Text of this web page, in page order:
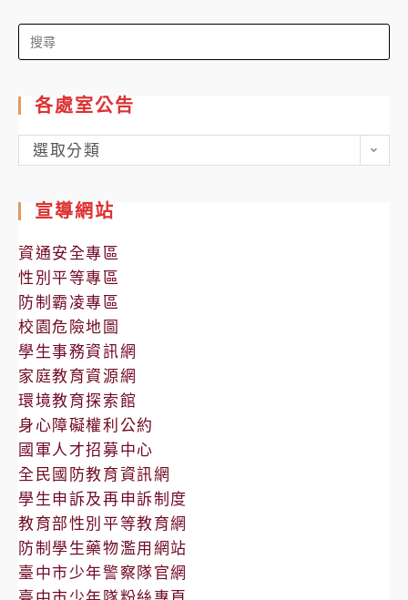
Search
for:
各處室公告
各
處
公
告
選取分類
宣導網站
資通安全專區
性別平等專區
防制霸凌專區
校園危險地圖
學生事務資訊網
家庭教育資源網
環境教育探索館
身心障礙權利公約
國軍人才招募中心
全民國防教育資訊網
學生申訴及再申訴制度
教育部性別平等教育網
防制學生藥物濫用網站
臺中市少年警察隊官網